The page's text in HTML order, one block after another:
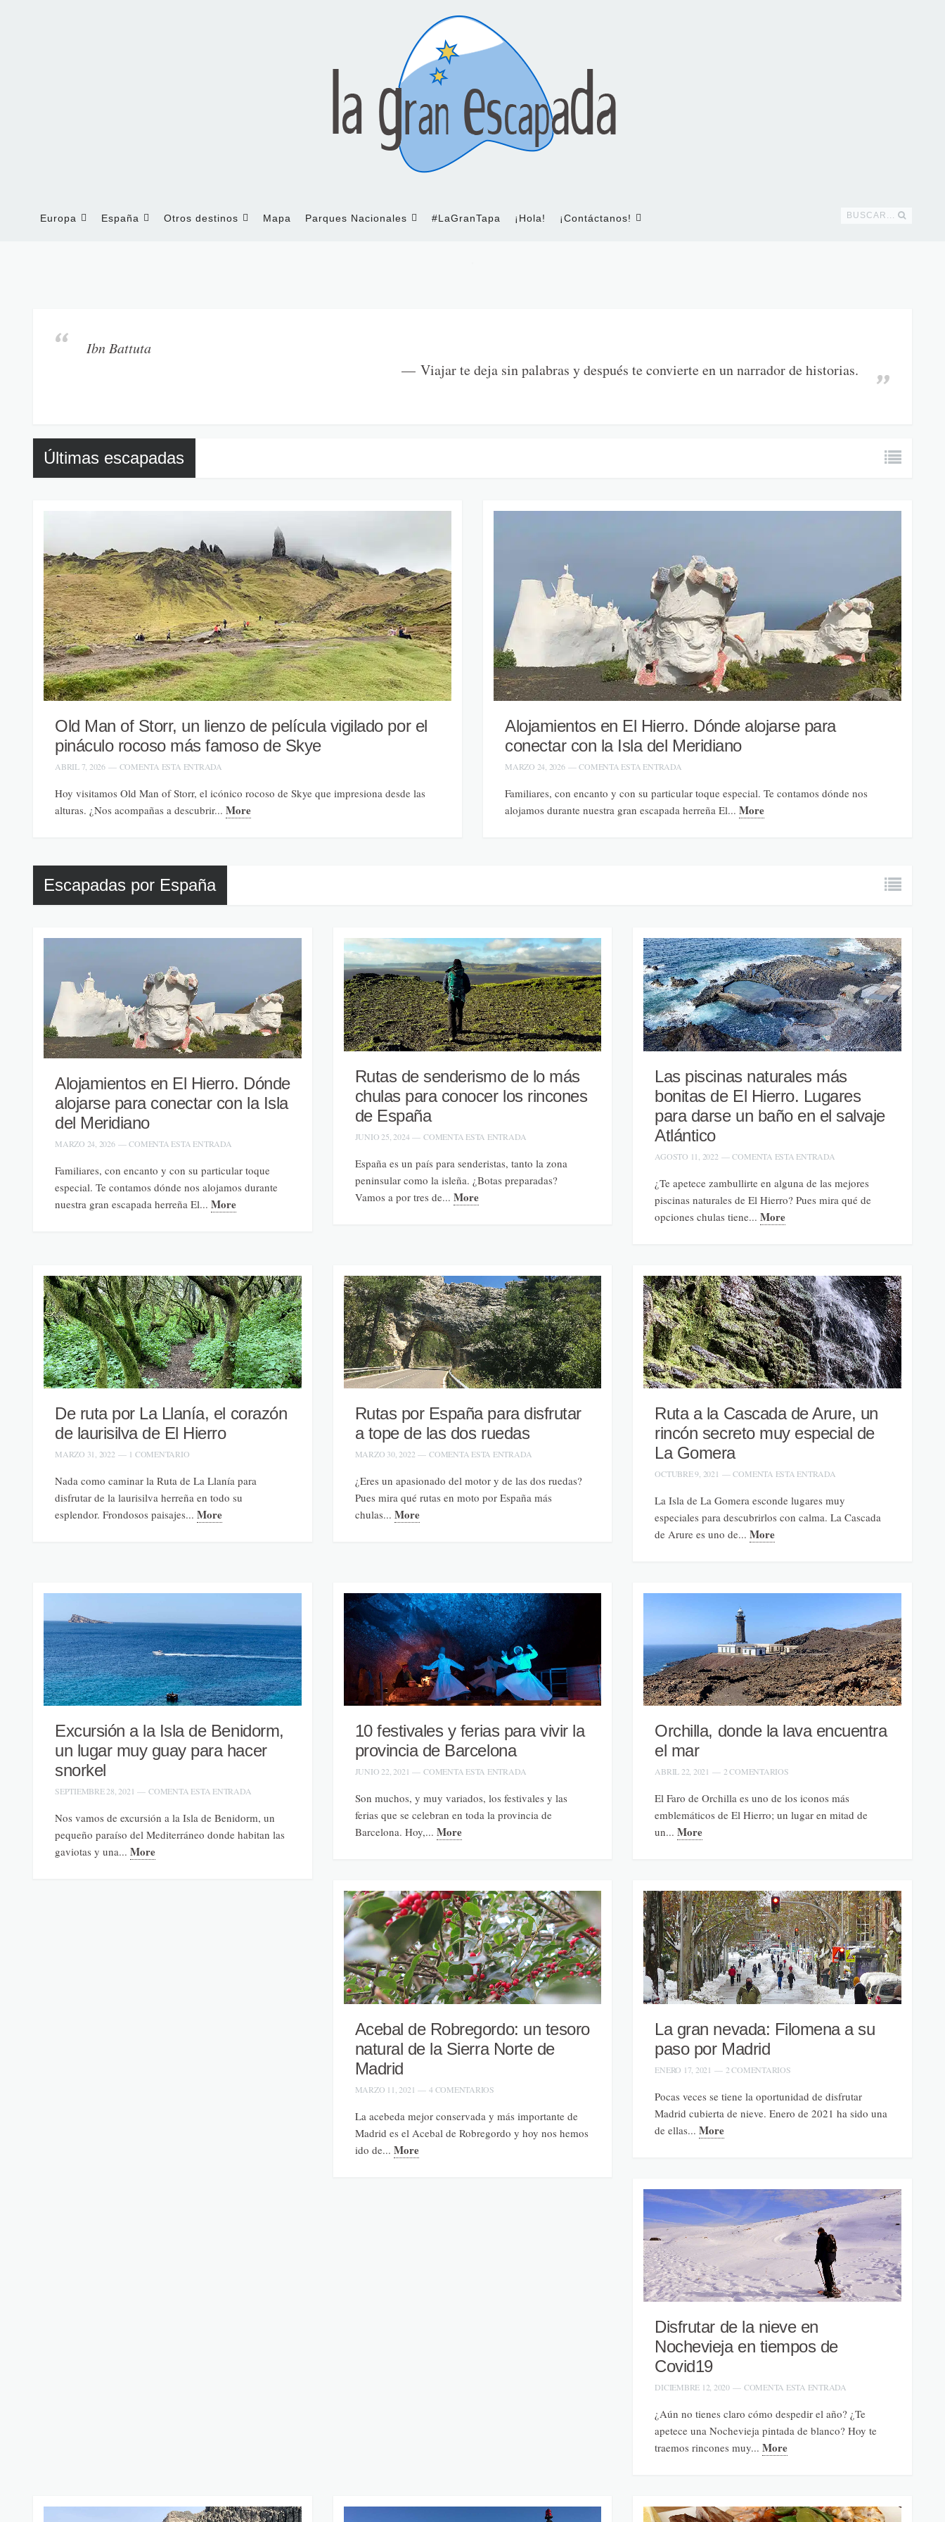
Europa España Otros destinos Mapa Parques Nacionales #LaGranTapa ¡Hola! ¡Contáctanos! BUSCAR...
Ibn Battuta
Viajar te deja sin palabras y después te convierte en un narrador de historias.
Últimas escapadas
Old Man of Storr, un lienzo de película vigilado por el
pináculo rocoso más famoso de Skye
ABRIL 7, 2026 — COMENTA ESTA ENTRADA
Hoy visitamos Old Man of Storr, el icónico rocoso de Skye que impresiona desde las
alturas. ¿Nos acompañas a descubrir... More
Alojamientos en El Hierro. Dónde alojarse para
conectar con la Isla del Meridiano
MARZO 24, 2026 — COMENTA ESTA ENTRADA
Familiares, con encanto y con su particular toque especial. Te contamos dónde nos
alojamos durante nuestra gran escapada herreña El... More
Escapadas por España
Alojamientos en El Hierro. Dónde
alojarse para conectar con la Isla
del Meridiano
MARZO 24, 2026 — COMENTA ESTA ENTRADA
Familiares, con encanto y con su particular toque
especial. Te contamos dónde nos alojamos durante
nuestra gran escapada herreña El... More
Rutas de senderismo de lo más
chulas para conocer los rincones
de España
JUNIO 25, 2024 — COMENTA ESTA ENTRADA
España es un país para senderistas, tanto la zona
peninsular como la isleña. ¿Botas preparadas?
Vamos a por tres de... More
Las piscinas naturales más
bonitas de El Hierro. Lugares
para darse un baño en el salvaje
Atlántico
AGOSTO 11, 2022 — COMENTA ESTA ENTRADA
¿Te apetece zambullirte en alguna de las mejores
piscinas naturales de El Hierro? Pues mira qué de
opciones chulas tiene...More
De ruta por La Llanía, el corazón
de laurisilva de El Hierro
MARZO 31, 2022 — 1 COMENTARIO
Nada como caminar la Ruta de La Llanía para
disfrutar de la laurisilva herreña en todo su
esplendor. Frondosos paisajes... More
Rutas por España para disfrutar
a tope de las dos ruedas
MARZO 30, 2022 — COMENTA ESTA ENTRADA
¿Eres un apasionado del motor y de las dos ruedas?
Pues mira qué rutas en moto por España más
chulas... More
Ruta a la Cascada de Arure, un
rincón secreto muy especial de
La Gomera
OCTUBRE 9, 2021 — COMENTA ESTA ENTRADA
La Isla de La Gomera esconde lugares muy
especiales para descubrirlos con calma. La Cascada
de Arure es uno de...More
Excursión a la Isla de Benidorm,
un lugar muy guay para hacer
snorkel
SEPTIEMBRE 28, 2021 — COMENTA ESTA ENTRADA
Nos vamos de excursión a la Isla de Benidorm, un
pequeño paraíso del Mediterráneo donde habitan las
gaviotas y una... More
10 festivales y ferias para vivir la
provincia de Barcelona
JUNIO 22, 2021 — COMENTA ESTA ENTRADA
Son muchos, y muy variados, los festivales y las
ferias que se celebran en toda la provincia de
Barcelona. Hoy,... More
Orchilla, donde la lava encuentra
el mar
ABRIL 22, 2021 — 2 COMENTARIOS
El Faro de Orchilla es uno de los iconos más
emblemáticos de El Hierro; un lugar en mitad de
un...More
Acebal de Robregordo: un tesoro
natural de la Sierra Norte de
Madrid
MARZO 11, 2021 — 4 COMENTARIOS
La acebeda mejor conservada y más importante de
Madrid es el Acebal de Robregordo y hoy nos hemos
ido de... More
La gran nevada: Filomena a su
paso por Madrid
ENERO 17, 2021 — 2 COMENTARIOS
Pocas veces se tiene la oportunidad de disfrutar
Madrid cubierta de nieve. Enero de 2021 ha sido una
de ellas...More
Disfrutar de la nieve en
Nochevieja en tiempos de
Covid19
DICIEMBRE 12, 2020 — COMENTA ESTA ENTRADA
¿Aún no tienes claro cómo despedir el año? ¿Te
apetece una Nochevieja pintada de blanco? Hoy te
traemos rincones muy...More